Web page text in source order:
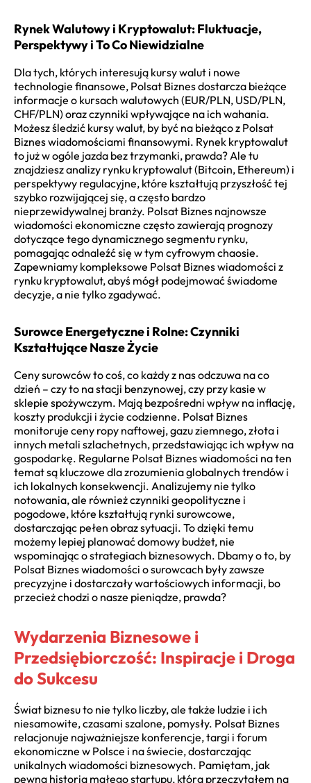
Rynek Walutowy i Kryptowalut: Fluktuacje,
Perspektywy i To Co Niewidzialne
Dla tych, których interesują kursy walut i nowe
technologie finansowe, Polsat Biznes dostarcza bieżące
informacje o kursach walutowych (EUR/PLN, USD/PLN,
CHF/PLN) oraz czynniki wpływające na ich wahania.
Możesz śledzić kursy walut, by być na bieżąco z Polsat
Biznes wiadomościami finansowymi. Rynek kryptowalut
to już w ogóle jazda bez trzymanki, prawda? Ale tu
znajdziesz analizy rynku kryptowalut (Bitcoin, Ethereum) i
perspektywy regulacyjne, które kształtują przyszłość tej
szybko rozwijającej się, a często bardzo
nieprzewidywalnej branży. Polsat Biznes najnowsze
wiadomości ekonomiczne często zawierają prognozy
dotyczące tego dynamicznego segmentu rynku,
pomagając odnaleźć się w tym cyfrowym chaosie.
Zapewniamy kompleksowe Polsat Biznes wiadomości z
rynku kryptowalut, abyś mógł podejmować świadome
decyzje, a nie tylko zgadywać.
Surowce Energetyczne i Rolne: Czynniki
Kształtujące Nasze Życie
Ceny surowców to coś, co każdy z nas odczuwa na co
dzień – czy to na stacji benzynowej, czy przy kasie w
sklepie spożywczym. Mają bezpośredni wpływ na inflację,
koszty produkcji i życie codzienne. Polsat Biznes
monitoruje ceny ropy naftowej, gazu ziemnego, złota i
innych metali szlachetnych, przedstawiając ich wpływ na
gospodarkę. Regularne Polsat Biznes wiadomości na ten
temat są kluczowe dla zrozumienia globalnych trendów i
ich lokalnych konsekwencji. Analizujemy nie tylko
notowania, ale również czynniki geopolityczne i
pogodowe, które kształtują rynki surowcowe,
dostarczając pełen obraz sytuacji. To dzięki temu
możemy lepiej planować domowy budżet, nie
wspominając o strategiach biznesowych. Dbamy o to, by
Polsat Biznes wiadomości o surowcach były zawsze
precyzyjne i dostarczały wartościowych informacji, bo
przecież chodzi o nasze pieniądze, prawda?
Wydarzenia Biznesowe i
Przedsiębiorczość: Inspiracje i Droga
do Sukcesu
Świat biznesu to nie tylko liczby, ale także ludzie i ich
niesamowite, czasami szalone, pomysły. Polsat Biznes
relacjonuje najważniejsze konferencje, targi i forum
ekonomiczne w Polsce i na świecie, dostarczając
unikalnych wiadomości biznesowych. Pamiętam, jak
pewna historia małego startupu, którą przeczytałem na